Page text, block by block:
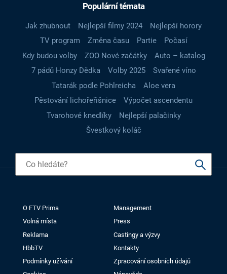
Populární témata
Jak zhubnout Nejlepší filmy 2024
Nejlepší horory
TV program
Změna času Partie
Počasí
Kdy budou volby
ZOO Nové začátky
Auto – katalog
7 pádů Honzy Dědka
Volby 2025
Svařené víno
Tatarák podle Pohlreicha
Aloe vera
Pěstování lichořeřišnice
Výpočet ascendentu
Tvarohové knedlíky
Nejlepší palačinky
Švestkový koláč
O FTV Prima
Management
Volná místa
Press
Reklama
Castingy a výzvy
HbbTV
Kontakty
Podmínky užívání
Zpracování osobních údajů